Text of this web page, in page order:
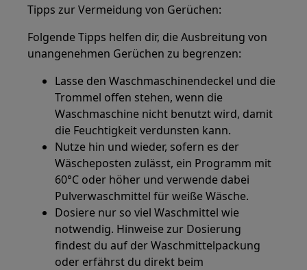
Tipps zur Vermeidung von Gerüchen:
Folgende Tipps helfen dir, die Ausbreitung von
unangenehmen Gerüchen zu begrenzen:
Lasse den Waschmaschinendeckel und die
Trommel offen stehen, wenn die
Waschmaschine nicht benutzt wird, damit
die Feuchtigkeit verdunsten kann.
Nutze hin und wieder, sofern es der
Wäscheposten zulässt, ein Programm mit
60°C oder höher und verwende dabei
Pulverwaschmittel für weiße Wäsche.
Dosiere nur so viel Waschmittel wie
notwendig. Hinweise zur Dosierung
findest du auf der Waschmittelpackung
oder erfährst du direkt beim